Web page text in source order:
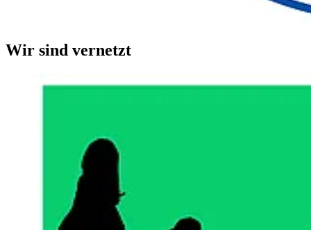
Wir sind vernetzt